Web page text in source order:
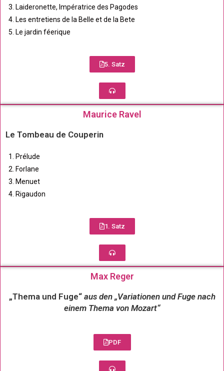
Laideronette, Impératrice des Pagodes
Les entretiens de la Belle et de la Bete
Le jardin féerique
5. Satz
Maurice Ravel
Le Tombeau de Couperin
Prélude
Forlane
Menuet
Rigaudon
1. Satz
Max Reger
„Thema und Fuge“ aus den „Variationen und Fuge nach
einem Thema von Mozart“
PDF